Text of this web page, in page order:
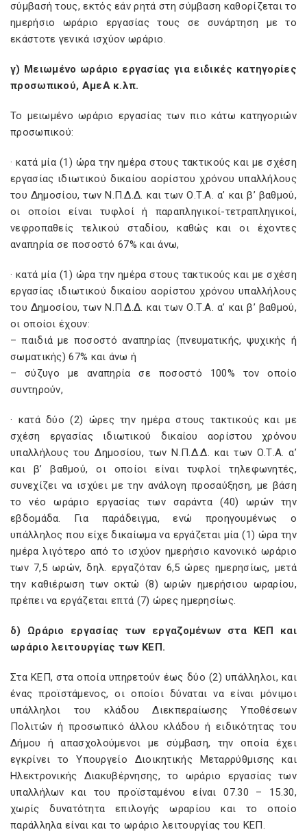
σύμβασή τους, εκτός εάν ρητά στη σύμβαση καθορίζεται το
ημερήσιο ωράριο εργασίας τους σε συνάρτηση με το
εκάστοτε γενικά ισχύον ωράριο.
γ) Μειωμένο ωράριο εργασίας για ειδικές κατηγορίες
προσωπικού, ΑμεΑ κ.λπ.
Το μειωμένο ωράριο εργασίας των πιο κάτω κατηγοριών
προσωπικού:
· κατά μία (1) ώρα την ημέρα στους τακτικούς και με σχέση
εργασίας ιδιωτικού δικαίου αορίστου χρόνου υπαλλήλους
του Δημοσίου, των Ν.Π.Δ.Δ. και των Ο.Τ.Α. α’ και β’ βαθμού,
οι οποίοι είναι τυφλοί ή παραπληγικοί-τετραπληγικοί,
νεφροπαθείς τελικού σταδίου, καθώς και οι έχοντες
αναπηρία σε ποσοστό 67% και άνω,
· κατά μία (1) ώρα την ημέρα στους τακτικούς και με σχέση
εργασίας ιδιωτικού δικαίου αορίστου χρόνου υπαλλήλους
του Δημοσίου, των Ν.Π.Δ.Δ. και των Ο.Τ.Α. α’ και β’ βαθμού,
οι οποίοι έχουν:
– παιδιά με ποσοστό αναπηρίας (πνευματικής, ψυχικής ή
σωματικής) 67% και άνω ή
– σύζυγο με αναπηρία σε ποσοστό 100% τον οποίο
συντηρούν,
· κατά δύο (2) ώρες την ημέρα στους τακτικούς και με
σχέση εργασίας ιδιωτικού δικαίου αορίστου χρόνου
υπαλλήλους του Δημοσίου, των Ν.Π.Δ.Δ. και των Ο.Τ.Α. α’
και β’ βαθμού, οι οποίοι είναι τυφλοί τηλεφωνητές,
συνεχίζει να ισχύει με την ανάλογη προσαύξηση, με βάση
το νέο ωράριο εργασίας των σαράντα (40) ωρών την
εβδομάδα. Για παράδειγμα, ενώ προηγουμένως ο
υπάλληλος που είχε δικαίωμα να εργάζεται μία (1) ώρα την
ημέρα λιγότερο από το ισχύον ημερήσιο κανονικό ωράριο
των 7,5 ωρών, δηλ. εργαζόταν 6,5 ώρες ημερησίως, μετά
την καθιέρωση των οκτώ (8) ωρών ημερήσιου ωραρίου,
πρέπει να εργάζεται επτά (7) ώρες ημερησίως.
δ) Ωράριο εργασίας των εργαζομένων στα ΚΕΠ και
ωράριο λειτουργίας των ΚΕΠ.
Στα ΚΕΠ, στα οποία υπηρετούν έως δύο (2) υπάλληλοι, και
ένας προϊστάμενος, οι οποίοι δύναται να είναι μόνιμοι
υπάλληλοι του κλάδου Διεκπεραίωσης Υποθέσεων
Πολιτών ή προσωπικό άλλου κλάδου ή ειδικότητας του
Δήμου ή απασχολούμενοι με σύμβαση, την οποία έχει
εγκρίνει το Υπουργείο Διοικητικής Μεταρρύθμισης και
Ηλεκτρονικής Διακυβέρνησης, το ωράριο εργασίας των
υπαλλήλων και του προϊσταμένου είναι 07.30 – 15.30,
χωρίς δυνατότητα επιλογής ωραρίου και το οποίο
παράλληλα είναι και το ωράριο λειτουργίας του ΚΕΠ.